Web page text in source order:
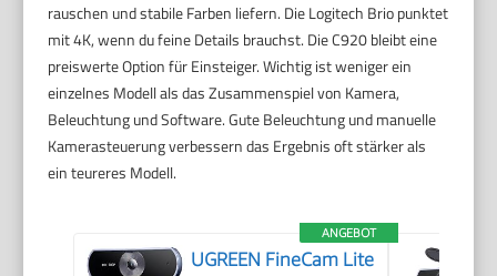
rauschen und stabile Farben liefern. Die Logitech Brio punktet
mit 4K, wenn du feine Details brauchst. Die C920 bleibt eine
preiswerte Option für Einsteiger. Wichtig ist weniger ein
einzelnes Modell als das Zusammenspiel von Kamera,
Beleuchtung und Software. Gute Beleuchtung und manuelle
Kamerasteuerung verbessern das Ergebnis oft stärker als
ein teureres Modell.
ANGEBOT
UGREEN FineCam Lite